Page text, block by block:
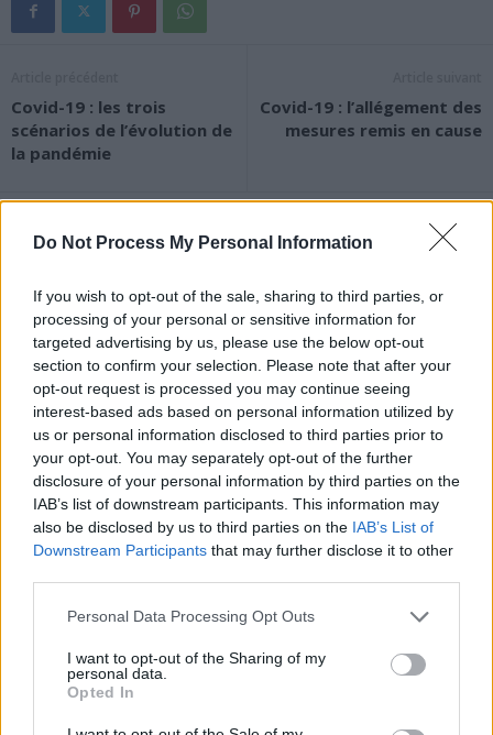
Do Not Process My Personal Information
If you wish to opt-out of the sale, sharing to third parties, or
processing of your personal or sensitive information for
targeted advertising by us, please use the below opt-out
section to confirm your selection. Please note that after your
opt-out request is processed you may continue seeing
interest-based ads based on personal information utilized by
us or personal information disclosed to third parties prior to
your opt-out. You may separately opt-out of the further
disclosure of your personal information by third parties on the
IAB’s list of downstream participants. This information may
also be disclosed by us to third parties on the IAB’s List of
Downstream Participants that may further disclose it to other
Personal Data Processing Opt Outs
I want to opt-out of the Sharing of my
personal data.
Opted In
Covid-19 : les trois
scénarios de l’évolution de
la pandémie
Covid-19 : l’allégement des
mesures remis en cause
News Santé
https://news-sante.fr
ARTICLES CONNEXES PLUS DE L'AUTEUR
Santé
éviter le danger
Santé Santé